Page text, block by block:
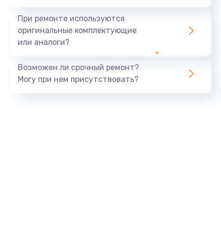
При ремонте используются
оригинальные комплектующие
или аналоги?
Возможен ли срочный ремонт?
Могу при нем присутствовать?